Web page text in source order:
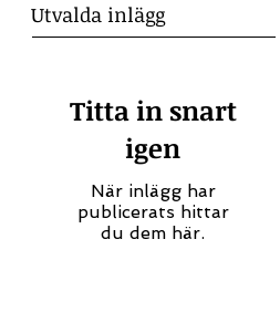
Utvalda inlägg
Titta in snart
igen
När inlägg har
publicerats hittar
du dem här.